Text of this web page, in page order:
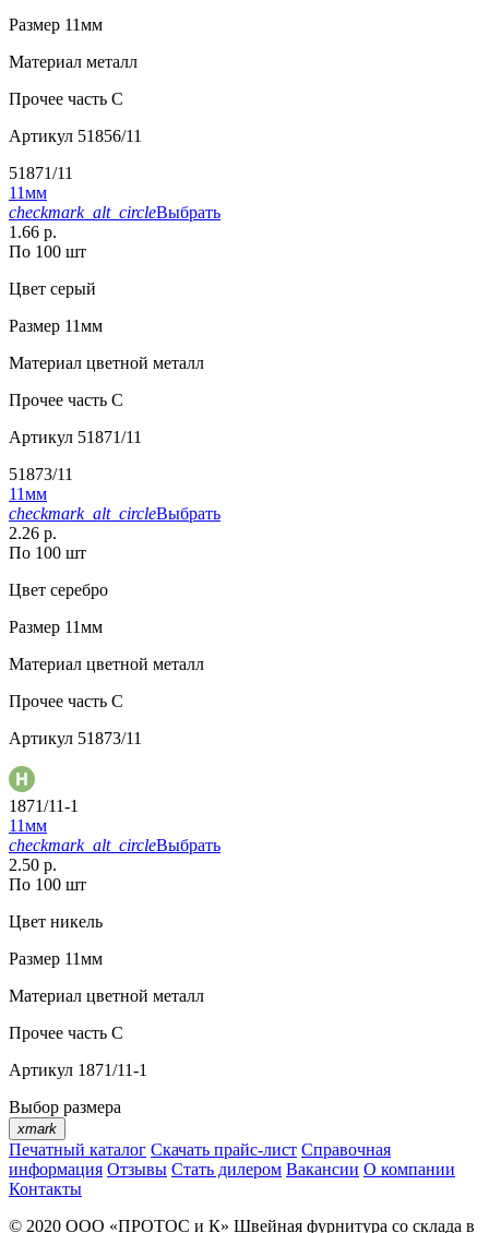
Размер 11мм
Материал металл
Прочее часть C
Артикул 51856/11
51871/11
11мм
checkmark_alt_circleВыбрать
1.66 р.
По 100 шт
Цвет серый
Размер 11мм
Материал цветной металл
Прочее часть C
Артикул 51871/11
51873/11
11мм
checkmark_alt_circleВыбрать
2.26 р.
По 100 шт
Цвет серебро
Размер 11мм
Материал цветной металл
Прочее часть C
Артикул 51873/11
1871/11-1
11мм
checkmark_alt_circleВыбрать
2.50 р.
По 100 шт
Цвет никель
Размер 11мм
Материал цветной металл
Прочее часть С
Артикул 1871/11-1
Выбор размера
xmark
Печатный каталог Скачать прайс-лист Справочная
информация Отзывы Стать дилером Вакансии О компании
Контакты
© 2020 ООО «ПРОТОС и К» Швейная фурнитура со склада в